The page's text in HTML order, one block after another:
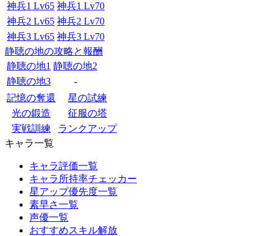
神兵1 Lv65 神兵1 Lv70
神兵2 Lv65 神兵2 Lv70
神兵3 Lv65 神兵3 Lv70
静聴の地の攻略と報酬
静聴の地1 静聴の地2
静聴の地3
-
記憶の奪還
星の試練
光の鍛造
征服の塔
実戦訓練
ランクアップ
キャラ一覧
キャラ評価一覧
キャラ所持率チェッカー
星アップ優先度一覧
素早さ一覧
声優一覧
おすすめスキル解放